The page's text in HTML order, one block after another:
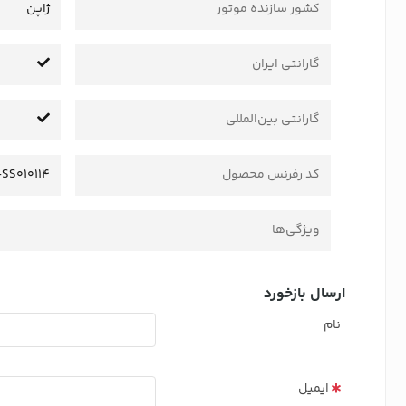
کشور سازنده موتور ژاپن
گارانتی ایران
گارانتی بین‌المللی
کد رفرنس محصول
ویژگی‌ها
ارسال بازخورد
نام
ایمیل